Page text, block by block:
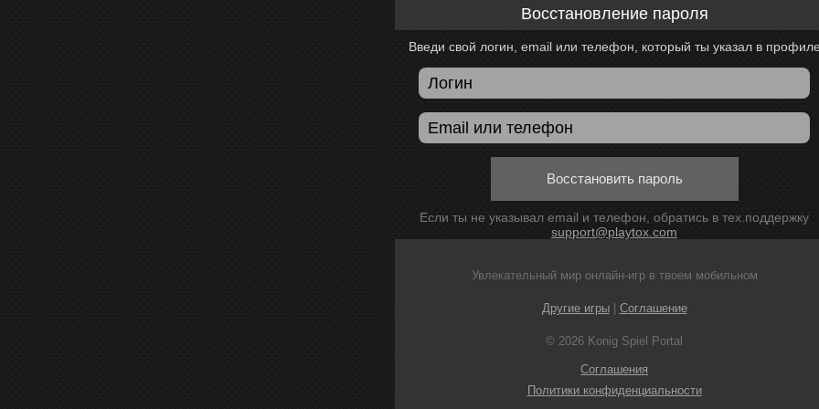
Восстановление пароля
Введи свой логин, email или телефон, который ты указал в
Восстановить пароль
Если ты не указывал email и телефон, обратись в тех.поддержку
support@playtox.com
Увлекательный мир онлайн-игр в твоем мобильном
Другие игры| Соглашение
© 2026 Konig Spiel Portal
Соглашения
Политики конфиденциальности